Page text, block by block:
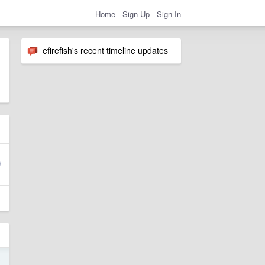
Home Sign Up Sign In
efirefish's recent timeline updates